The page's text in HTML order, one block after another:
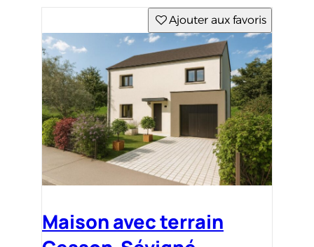
Ajouter aux favoris
Maison avec terrain